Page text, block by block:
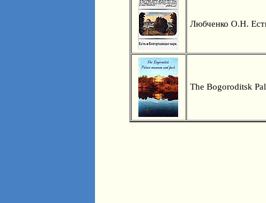
Любченко О.Н.
The Bogoroditsk